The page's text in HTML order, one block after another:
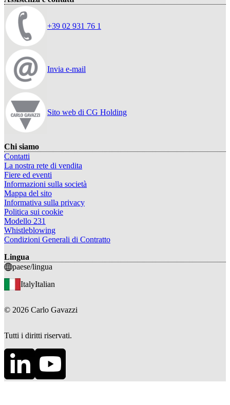
+39 02 931 76 1
Invia e-mail
Sito web di CG Holding
Chi siamo
Contatti
La nostra rete di vendita
Fiere ed eventi
Informazioni sulla società
Mappa del sito
Informativa sulla privacy
Politica sui cookie
Modello 231
Whistleblowing
Condizioni Generali di Contratto
Lingua
paese/lingua
ItalyItalian
© 2026 Carlo Gavazzi
Tutti i diritti riservati.